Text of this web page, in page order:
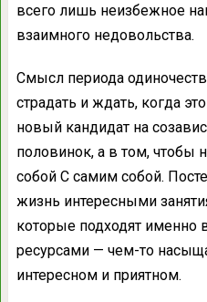
всего лишь неизбежное
взаимного недовольства.
Смысл периода
страдать и ждать, когда
новый кандидат на
половинок, а в том, чтобы
собой С самим собой.
жизнь интересными
которые подходят
ресурсами — чем-то
интересном и приятном.